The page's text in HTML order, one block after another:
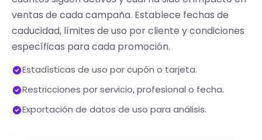
ventas de cada campaña. Establece fechas de
caducidad, límites de uso por cliente y condiciones
específicas para cada promoción.
Estadísticas de uso por cupón o tarjeta.
Restricciones por servicio, profesional o fecha.
Exportación de datos de uso para análisis.